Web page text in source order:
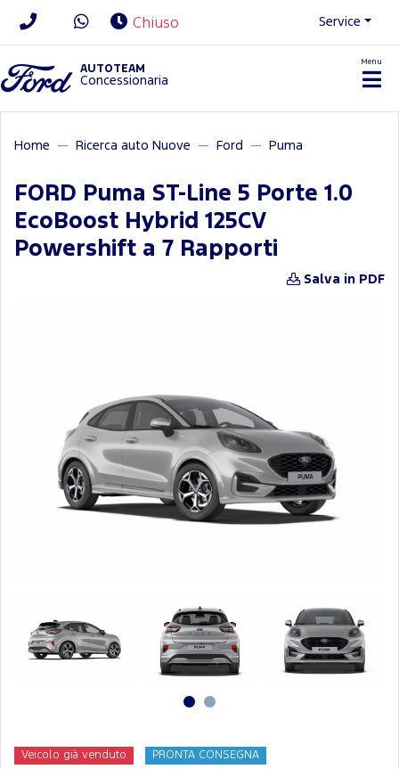
Chiuso Service
AUTOTEAM
Concessionaria
Menu
Home Ricerca auto Nuove Ford Puma
FORD Puma ST-Line 5 Porte 1.0
EcoBoost Hybrid 125CV
Powershift a 7 Rapporti
Salva in PDF
Veicolo già venduto PRONTA CONSEGNA